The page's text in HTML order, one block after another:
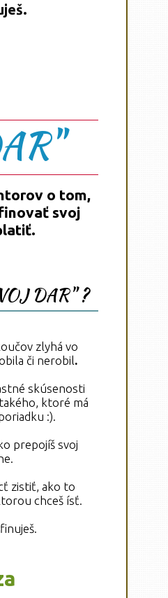
o tom,
svoj
DAR" ?
zlyhá vo
či nerobil.
skúsenosti
ktoré má
:).
prepojíš svoj
zistiť, ako to
chceš ísť.